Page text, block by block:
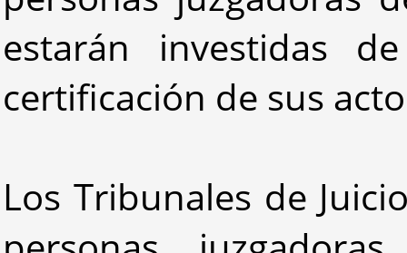
estarán investidas
certificación de sus
Los Tribunales de